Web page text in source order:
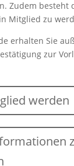
Zudem besteht
Mitglied zu
erhalten Sie
zur
werden